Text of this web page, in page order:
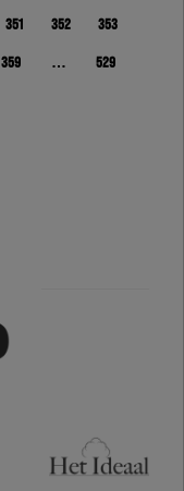
351 352 353
359 … 529